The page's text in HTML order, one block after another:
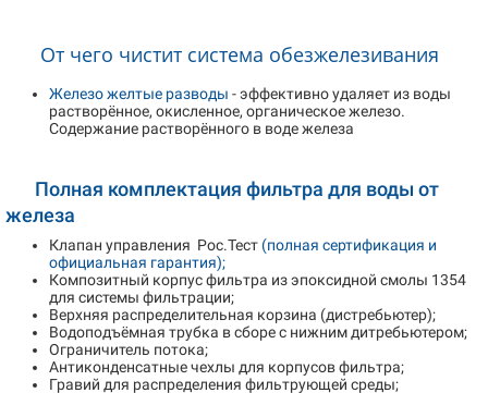
От чего чистит система обезжелезивания
Железо желтые разводы - эффективно удаляет из воды
растворённое, окисленное, органическое железо.
Содержание растворённого в воде железа
Полная комплектация фильтра для воды от
железа
Клапан управления Рос.Тест (полная сертификация и
официальная гарантия);
Композитный корпус фильтра из эпоксидной смолы 1354
для системы фильтрации;
Верхняя распределительная корзина (дистребьютер);
Водоподъёмная трубка в сборе с нижним дитребьютером;
Ограничитель потока;
Антиконденсатные чехлы для корпусов фильтра;
Гравий для распределения фильтрующей среды;